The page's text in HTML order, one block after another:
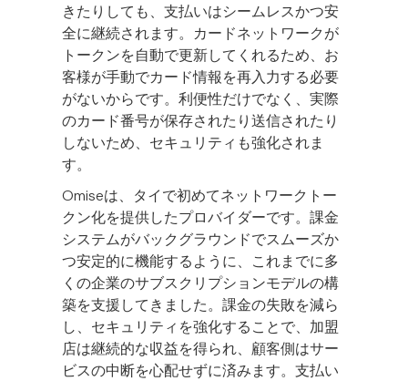
きたりしても、支払いはシームレスかつ安
全に継続されます。カードネットワークが
トークンを自動で更新してくれるため、お
客様が手動でカード情報を再入力する必要
がないからです。利便性だけでなく、実際
のカード番号が保存されたり送信されたり
しないため、セキュリティも強化されま
す。
Omiseは、タイで初めてネットワークトー
クン化を提供したプロバイダーです。課金
システムがバックグラウンドでスムーズか
つ安定的に機能するように、これまでに多
くの企業のサブスクリプションモデルの構
築を支援してきました。課金の失敗を減ら
し、セキュリティを強化することで、加盟
店は継続的な収益を得られ、顧客側はサー
ビスの中断を心配せずに済みます。支払い